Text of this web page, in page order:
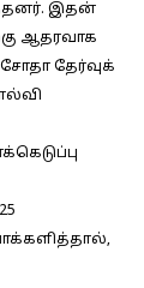
இதன்
ஆதரவாக
தேர்வுக்